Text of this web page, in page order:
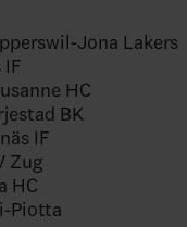
Jona Lakers
IF
HC
BK
IF
Zug
HC
Piotta